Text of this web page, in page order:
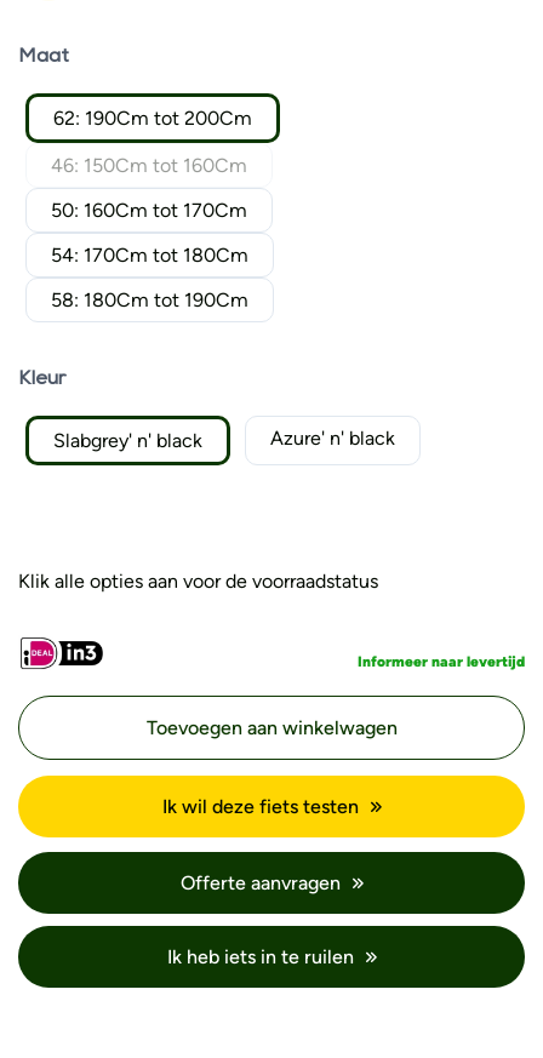
Informeer naar levertijd
Maat
62: 190Cm tot 200Cm
46: 150Cm tot 160Cm
50: 160Cm tot 170Cm
54: 170Cm tot 180Cm
58: 180Cm tot 190Cm
Kleur
Slabgrey' n' black Azure' n' black
Klik alle opties aan voor de voorraadstatus
Toevoegen aan winkelwagen
Ik wil deze fiets testen
Offerte aanvragen
Ik heb iets in te ruilen